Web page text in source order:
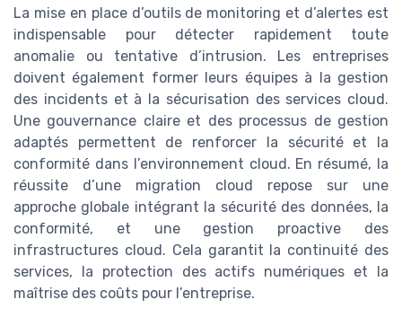
La mise en place d’outils de monitoring et d’alertes est
indispensable pour détecter rapidement toute
anomalie ou tentative d’intrusion. Les entreprises
doivent également former leurs équipes à la gestion
des incidents et à la sécurisation des services cloud.
Une gouvernance claire et des processus de gestion
adaptés permettent de renforcer la sécurité et la
conformité dans l’environnement cloud. En résumé, la
réussite d’une migration cloud repose sur une
approche globale intégrant la sécurité des données, la
conformité, et une gestion proactive des
infrastructures cloud. Cela garantit la continuité des
services, la protection des actifs numériques et la
maîtrise des coûts pour l’entreprise.